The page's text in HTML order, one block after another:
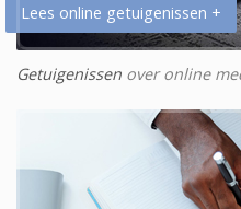
Lees online getuigenissen +
Getuigenissen over online